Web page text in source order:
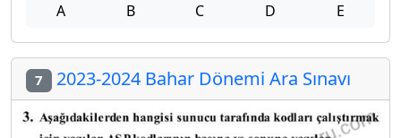
A B C D E
7 2023-2024 Bahar Dönemi Ara Sınavı